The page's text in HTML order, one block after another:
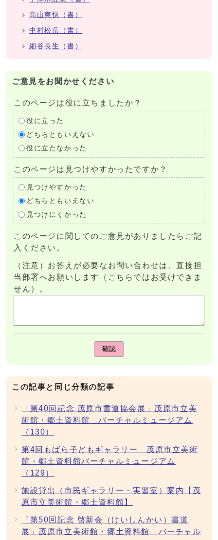
髙山爽快（書）
中村松岳（書）
細谷長生（書）
ご意見をお聞かせください
このページは役に立ちましたか？
役に立った
どちらともいえない
役に立たなかった
このページは見つけやすかったですか？
見つけやすかった
どちらともいえない
見つけにくかった
このページに関してのご意見がありましたらご記
入ください。
（注意）お答えが必要なお問い合わせは、直接担
当部署へお願いします（こちらではお受けできま
せん）。
確認
この記事と同じ分類の記事
「第40回記念 茂原市書道協会展」茂原市立美
術館・郷土資料館 バーチャルミュージアム
（130）
第4回もばら子どもギャラリー 茂原市立美術
館・郷土資料館バーチャルミュージアム
（129）
施設貸出（市民ギャラリー・実習室）案内【茂
原市立美術館・郷土資料館】
「第50回記念 啓新会（けいしんかい）書道
展」茂原市立美術館・郷土資料館 バーチャル